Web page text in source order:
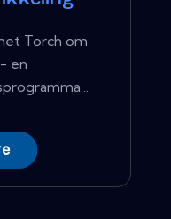
Torch om
en